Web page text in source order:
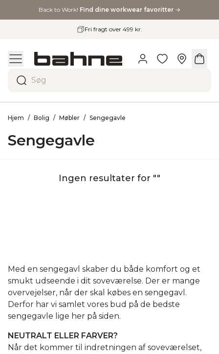
Back to Work! Find dine workwear favoritter →
Fri fragt over 499 kr.
Søg
Hjem Bolig Møbler Sengegavle
Sengegavle
Ingen resultater for ""
Med en sengegavl skaber du både komfort og et
smukt udseende i dit soveværelse. Der er mange
overvejelser, når der skal købes en sengegavl.
Derfor har vi samlet vores bud på de bedste
sengegavle lige her på siden.
NEUTRALT ELLER FARVER?
Når det kommer til indretningen af soveværelset,